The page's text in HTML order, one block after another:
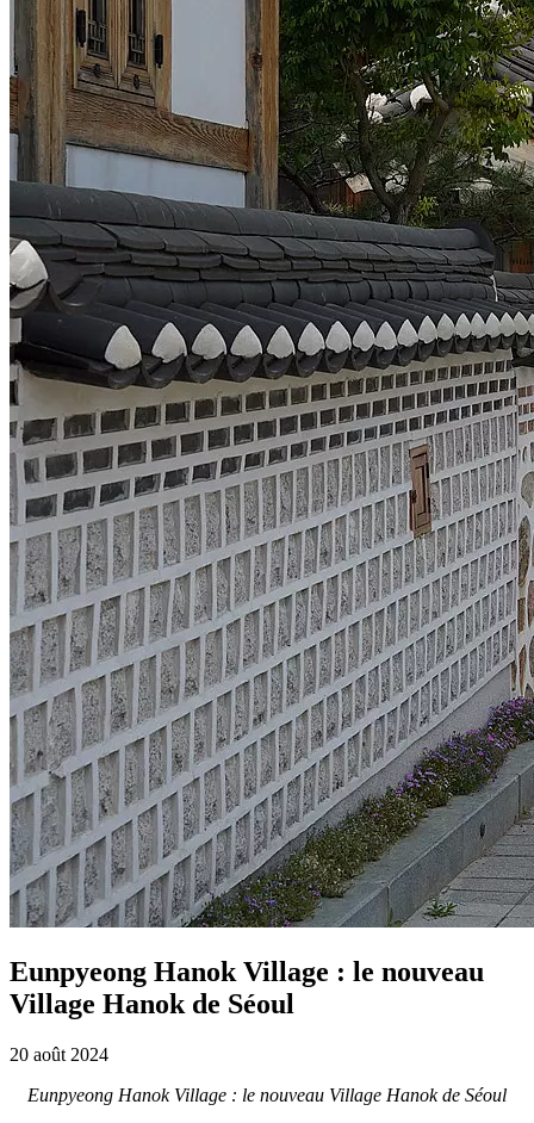
Eunpyeong Hanok Village : le nouveau
Village Hanok de Séoul
20 août 2024
Eunpyeong Hanok Village : le nouveau Village Hanok de Séoul